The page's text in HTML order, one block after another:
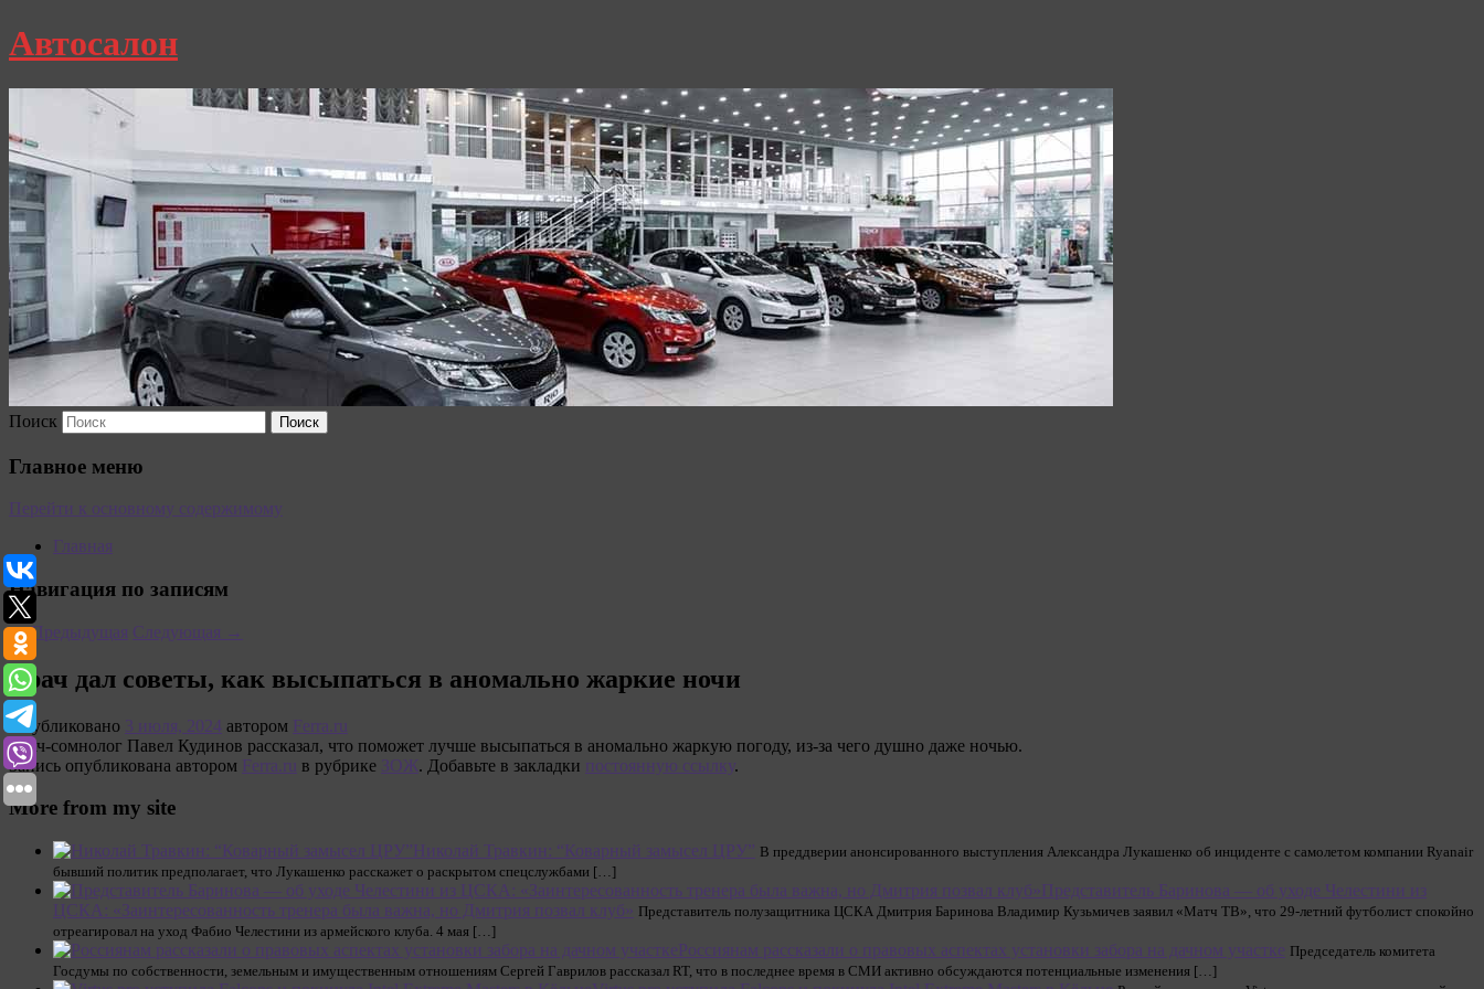
Автосалон
Поиск
Главное меню
Перейти к основному содержимому
Главная
Навигация по записям
←Предыдущая Следующая →
Врач дал советы, как высыпаться в аномально жаркие ночи
Опубликовано 3 июля, 2024 автором Ferra.ru
Врач-сомнолог Павел Кудинов рассказал, что поможет лучше высыпаться в аномально жаркую погоду, из-за чего душно даже ночью.
Запись опубликована автором Ferra.ru в рубрике ЗОЖ. Добавьте в закладки постоянную ссылку.
More from my site
Николай Травкин: “Коварный замысел ЦРУ” В преддверии анонсированного выступления Александра Лукашенко об инциденте с самолетом компании Ryanair
бывший политик предполагает, что Лукашенко расскажет о раскрытом спецслужбами […]
Представитель Баринова — об уходе Челестини из
ЦСКА: «Заинтересованность тренера была важна, но Дмитрия позвал клуб» Представитель полузащитника ЦСКА Дмитрия Баринова Владимир Кузьмичев заявил «Матч ТВ», что 29‑летний футболист спокойно
отреагировал на уход Фабио Челестини из армейского клуба. 4 мая […]
Россиянам рассказали о правовых аспектах установки забора на дачном участке Председатель комитета
Госдумы по собственности, земельным и имущественным отношениям Сергей Гаврилов рассказал RT, что в последнее время в СМИ активно обсуждаются потенциальные изменения […]